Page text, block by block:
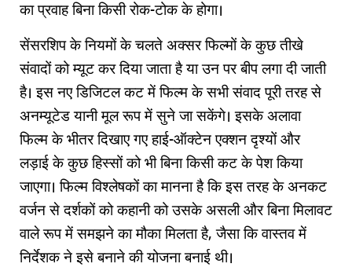
का प्रवाह बिना किसी रोक-टोक के होगा।
सेंसरशिप के नियमों के चलते अक्सर फिल्मों के कुछ तीखे
संवादों को म्यूट कर दिया जाता है या उन पर बीप लगा दी जाती
है। इस नए डिजिटल कट में फिल्म के सभी संवाद पूरी तरह से
अनम्यूटेड यानी मूल रूप में सुने जा सकेंगे। इसके अलावा
फिल्म के भीतर दिखाए गए हाई-ऑक्टेन एक्शन दृश्यों और
लड़ाई के कुछ हिस्सों को भी बिना किसी कट के पेश किया
जाएगा। फिल्म विश्लेषकों का मानना है कि इस तरह के अनकट
वर्जन से दर्शकों को कहानी को उसके असली और बिना मिलावट
वाले रूप में समझने का मौका मिलता है, जैसा कि वास्तव में
निर्देशक ने इसे बनाने की योजना बनाई थी।